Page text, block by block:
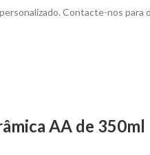
Contacte-nos
AA de